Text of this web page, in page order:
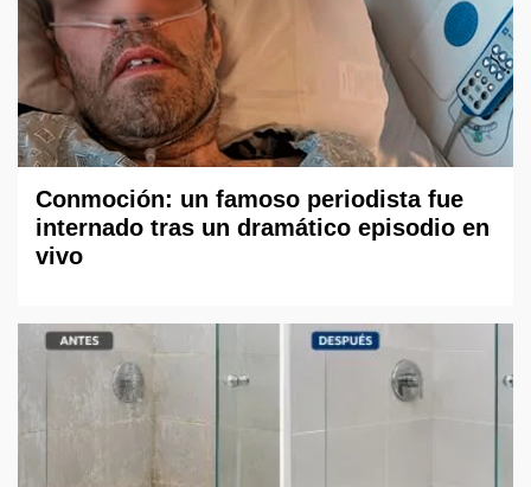
Conmoción: un famoso periodista fue
internado tras un dramático episodio en
vivo